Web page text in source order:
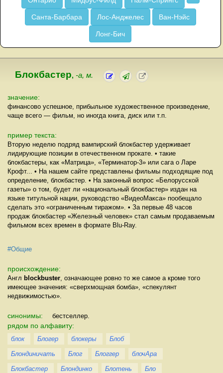
Санта-Барбара Лос-Анджелес Ван-Нэйс
Лонг-Бич
Блокбастер, -а, м.
значение:
финансово успешное, прибыльное художественное произведение,
чаще всего — фильм, но иногда книга, диск или т.п.
пример текста:
Вторую неделю подряд вампирский блокбастер удерживает
лидирующие позиции в отечественном прокате. • такие
блокбастеры, как «Матрица», «Терминатор-3» или сага о Ларе
Крофт... • На нашем сайте представлены фильмы подходящие под
определение, блокбастер. • На законный вопрос «Белорусской
газеты» о том, будет ли «национальный блокбастер» издан на
языке титульной нации, руководство «ВидеоМакса» пообещало
сделать это «ограниченным тиражом». • За первые 48 часов
продаж блокбастер «Железный человек» стал самым продаваемым
фильмом всех времен в формате Blu-Ray.
#Общие
происхождение:
Англ blockbuster , означающее ровно то же самое а кроме того
имеющее значения: «сверхмощная бомба», «спекулянт
недвижимостью».
синонимы: бестселлер.
рядом по алфавиту:
блок Блогер блокеры
Блоб
Блондиничать
Блог Блоггер
блочАра
Блокбастер
Блондинко Блотень
Бло